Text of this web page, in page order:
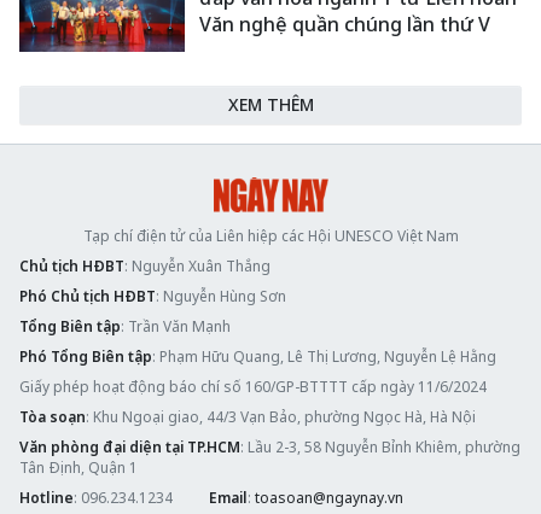
Văn nghệ quần chúng lần thứ V
XEM THÊM
Tạp chí điện tử của Liên hiệp các Hội UNESCO Việt Nam
Chủ tịch HĐBT: Nguyễn Xuân Thắng
Phó Chủ tịch HĐBT: Nguyễn Hùng Sơn
Tổng Biên tập: Trần Văn Mạnh
Phó Tổng Biên tập: Phạm Hữu Quang, Lê Thị Lương, Nguyễn Lệ Hằng
Giấy phép hoạt động báo chí số 160/GP-BTTTT cấp ngày 11/6/2024
Tòa soạn: Khu Ngoại giao, 44/3 Vạn Bảo, phường Ngọc Hà, Hà Nội
Văn phòng đại diện tại TP.HCM: Lầu 2-3, 58 Nguyễn Bỉnh Khiêm, phường
Tân Định, Quận 1
Hotline: 096.234.1234 Email: toasoan@ngaynay.vn